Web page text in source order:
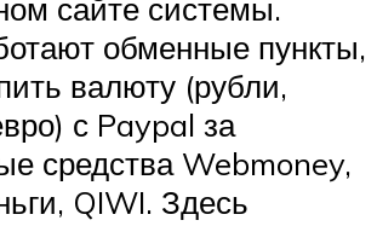
сайте системы.
обменные пункты,
валюту (рубли,
с Paypal за
средства Webmoney,
QIWI. Здесь